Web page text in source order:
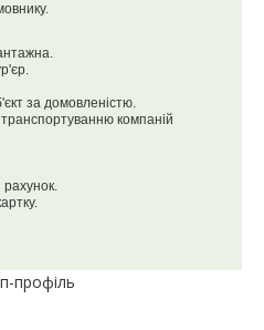
за домовленістю.
компаній
рахунок.
п-профіль